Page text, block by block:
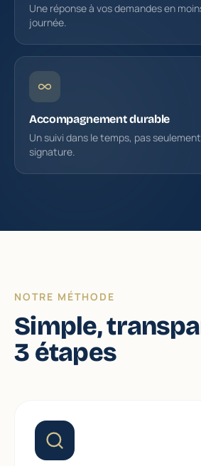
Une réponse à vos demandes en
journée.
Accompagnement durable
Un suivi dans le temps, pas
signature.
NOTRE MÉTHODE
Simple,
3 étapes